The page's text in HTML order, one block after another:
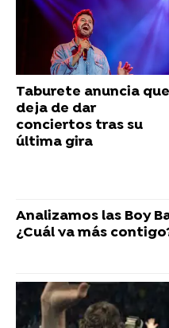
Taburete anuncia que
deja de dar
conciertos tras su
última gira
Analizamos las Boy
¿Cuál va más